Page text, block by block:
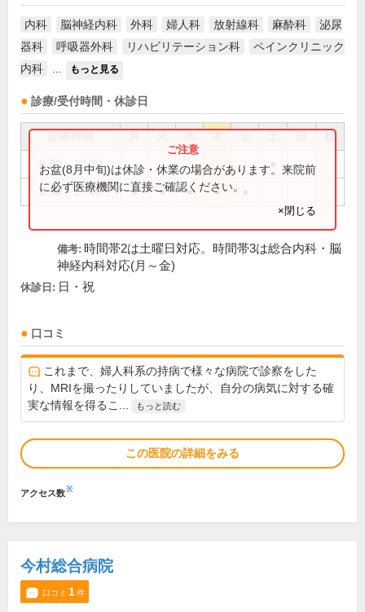
内科 脳神経内科 外科 婦人科 放射線科 麻酔科
泌尿
器科
呼吸器外科 リハビリテーション科
ペインクリニック
内科
もっと見る
診療/受付時間・休診日
祝
8:30～12:30
8:30～17:00 ● ● ● ●
お盆(8月中旬)は休診・休業の場合があります。来院前
に必ず医療機関に直接ご確認ください。
×閉じる
備考: 時間帯2は土曜日対応。時間帯3は総合内科・脳
神経内科対応(月～金)
休診日: 日・祝
口コミ
これまで、婦人科系の持病で様々な病院で診察をした
り、MRIを撮ったりしていましたが、自分の病気に対する確
実な情報を得るこ...
もっと読む
この医院の詳細をみる
アクセス数※
今村総合病院
口コミ 1件